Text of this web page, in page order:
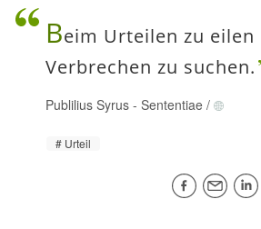
Beim Urteilen zu eilen
Verbrechen zu suchen.
Publilius Syrus - Sententiae /
Urteil